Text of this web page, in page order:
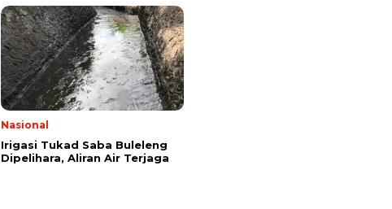
Nasional
Irigasi Tukad Saba Buleleng
Dipelihara, Aliran Air Terjaga